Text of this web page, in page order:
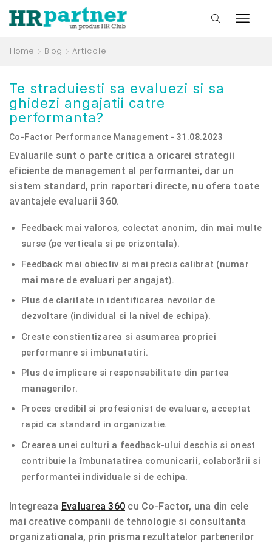
Home Blog Articole
Te straduiesti sa evaluezi si sa
ghidezi angajatii catre
performanta?
Co-Factor Performance Management - 31.08.2023
Evaluarile sunt o parte critica a oricarei strategii
eficiente de management al performantei, dar un
sistem standard, prin raportari directe, nu ofera toate
avantajele evaluarii 360.
Feedback mai valoros, colectat anonim, din mai multe
surse (pe verticala si pe orizontala).
Feedback mai obiectiv si mai precis calibrat (numar
mai mare de evaluari per angajat).
Plus de claritate in identificarea nevoilor de
dezvoltare (individual si la nivel de echipa).
Creste constientizarea si asumarea propriei
performanre si imbunatatiri.
Plus de implicare si responsabilitate din partea
managerilor.
Proces credibil si profesionist de evaluare, acceptat
rapid ca standard in organizatie.
Crearea unei culturi a feedback-ului deschis si onest
contribuie la îmbunatatirea comunicarii, colaborării si
performantei individuale si de echipa.
Integreaza Evaluarea 360 cu Co-Factor, una din cele
mai creative companii de tehnologie si consultanta
organizationala, prin prisma rezultatelor partenerilor